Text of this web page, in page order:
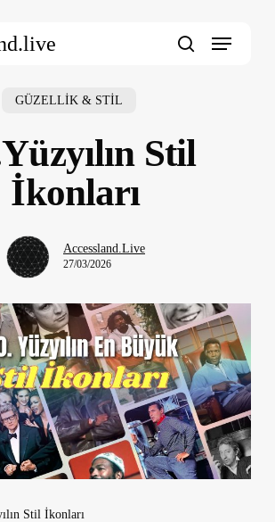
Menu
GÜZELLİK & STİL
Stil
İkonları
Accessland.Live
27/03/2026
Stil İkonları